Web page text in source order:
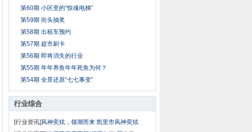
第60期 小区里的“惊魂电梯”
第59期 街头抽奖
第58期 出租车预约
第57期 超市刷卡
第56期 即将消失的行业
第55期 年年养鱼年年死鱼为何？
第54期 全景还原“七七事变”
行业综合
[行业资讯]风神奕炫，领潮而来 凯里市风神奕炫